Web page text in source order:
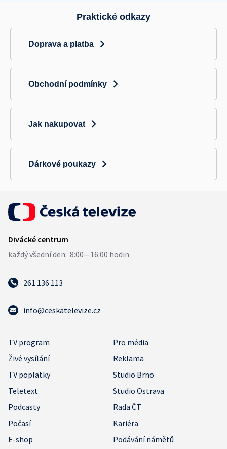
Praktické odkazy
Doprava a platba
Obchodní podmínky
Jak nakupovat
Dárkové poukazy
261 136 113
info@ceskatelevize.cz
TV program
Pro média
Živé vysílání
Reklama
TV poplatky
Studio Brno
Teletext
Studio Ostrava
Podcasty
Rada ČT
Počasí
Kariéra
E-shop
Podávání námětů